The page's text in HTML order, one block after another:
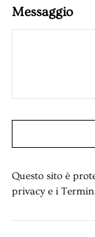
Messaggio
Questo sito è
privacye i